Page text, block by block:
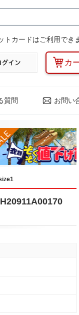
トカードはご利用でき
カ
質問 お問い
Next